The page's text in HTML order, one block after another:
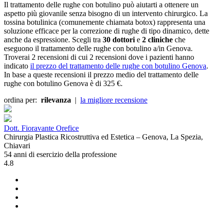
Il trattamento delle rughe con botulino può aiutarti a ottenere un
aspetto più giovanile senza bisogno di un intervento chirurgico. La
tossina botulinica (comunemente chiamata botox) rappresenta una
soluzione efficace per la correzione di rughe di tipo dinamico, dette
anche da espressione. Scegli tra 30 dottori e 2 cliniche che
eseguono il trattamento delle rughe con botulino a/in Genova.
Troverai 2 recensioni di cui 2 recensioni dove i pazienti hanno
indicato il prezzo del trattamento delle rughe con botulino Genova.
In base a queste recensioni il prezzo medio del trattamento delle
rughe con botulino Genova è di 325 €.
ordina per: rilevanza | la migliore recensione
Dott. Fioravante Orefice
Chirurgia Plastica Ricostruttiva ed Estetica – Genova, La Spezia,
Chiavari
54 anni di esercizio della professione
4.8